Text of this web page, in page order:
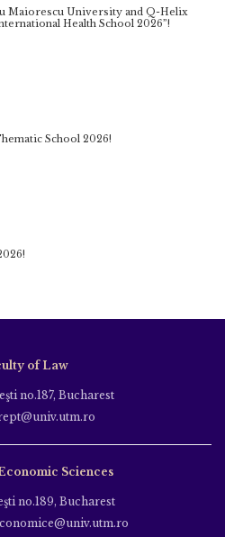
Maiorescu University and Q-Helix
Health School 2026”!
School 2026!
of Law
no.187, Bucharest
Sciences
no.189, Bucharest